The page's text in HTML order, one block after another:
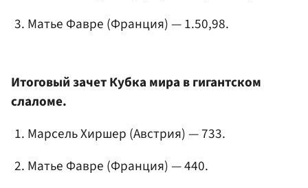
Матье Фавре (Франция) — 1.50,98.
Итоговый зачет Кубка мира в гигантском
слаломе.
Марсель Хиршер (Австрия) — 733.
Матье Фавре (Франция) — 440.